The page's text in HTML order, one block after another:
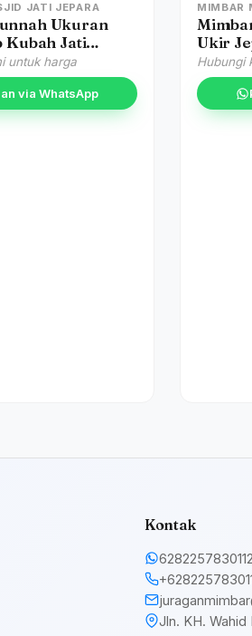
JATI JEPARA
Ukuran
Kubah Jati
untuk harga
via WhatsApp
MIMBAR
Ukir
Hubungi
Kontak
6282257830112
Jln. KH.